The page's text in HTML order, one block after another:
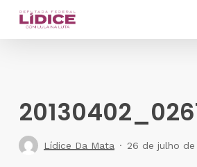
Skip
Lídice Da Mata 26 de julho de